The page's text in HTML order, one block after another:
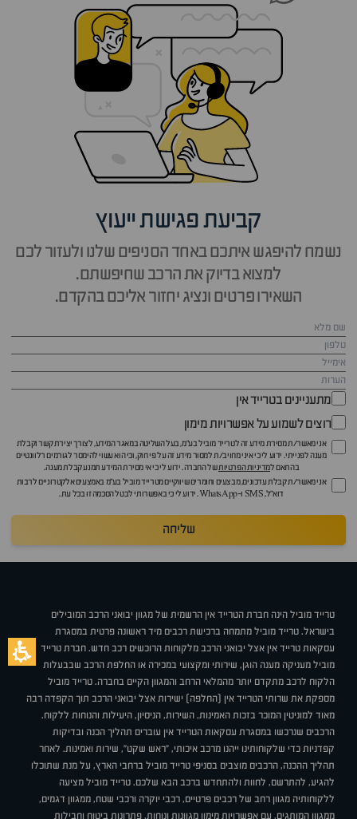
קביעת פגישת ייעוץ
נשמח להיפגש איתכם באחד הסניפים שלנו ולעזור לכם
למצוא בדיוק את הרכב שחיפשתם.
השאירו פרטים ונציג יחזור אליכם בהקדם.
מתעניינים בטרייד אין
רוצים לשמוע על אפשרויות מימון
אני מאשר/ת מסירת מידע זה לטרייד מוביל בע"מ, בעל השליטה במאגר המידע, לצורך יצירת קשר וקבלת
מענה לפנייתי. ידוע לי כי איני מחויב/ת למסור מידע זה על פי חוק, וכי הוא עשוי להימסר לגורמים רלוונטיים
בהתאם למדיניות הפרטיותשל החברה. ידוע לי כי אי מסירת המידע תמנע קבלת מענה.
אני מאשר/ת קבלת עדכונים, מבצעים וחומרים שיווקיים מטרייד מוביל בע"מ באמצעים אלקטרוניים לרבות
דוא״ל, SMS ו-WhatsApp. ידוע לי כי באפשרותי לבטל הסכמה זו בכל עת.
שליחה
טרייד מוביל הינה חברת הטרייד אין הרשמית של מגוון יבואני הרכב המובילים
בישראל. טרייד מוביל מתמחה ברכישת רכבים מיד ראשונה פרטית במסגרת
עסקאות טרייד אין אצל יבואני הרכב מלקוחות הרוכשים רכב חדש. חברת טרייד
מוביל מעניקה מענה הוגן, שירותי ומקצועי במכירה או החלפת הרכב שבבעלות
הלקוח לרכב מתקדם יותר מהמלאי הרחב והמגוון הקיים בחברה. טרייד מוביל
מספקת את שרותי הטרייד אין (החלפה) ישירות אצל יבואני הרכב תוך הקפדה רבה
מאוד למוניטין המוכר בזכות האמינות, השירות, הניסיון, היעילות והנוחות ללקוח.
הרכבים שנרכשו במסגרת עסקאות הטרייד אין עוברים תהליך הכנה ובדיקות
קפדניות כדי שלקוחותינו ייהנו מרכב איכותי, "ראש שקט", שירות ואמינות. לאחר
תהליך ההכנה, הרכבים מוצבים בסניפי טרייד מוביל ברחבי הארץ, על מנת שתוכלו
להגיע, להתרשם, לחוות ולהתחדש ברכב הבא שלכם. טרייד מוביל מציעה
ללקוחותיה מגוון רחב של רכבים פרטיים, רכבי יוקרה ורכבי שטח, ממגוון דגמים,
ממגוון המותגים, עם אפשרויות מימון מגוונות ונוחות, פתרונות ביטוח וחבילות